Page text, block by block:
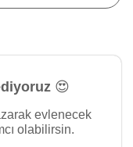
😍
evlenecek
olabilirsin.